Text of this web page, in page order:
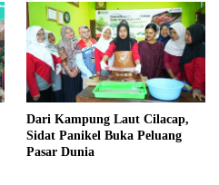
Dari Kampung Laut Cilacap,
Sidat Panikel Buka Peluang
Pasar Dunia